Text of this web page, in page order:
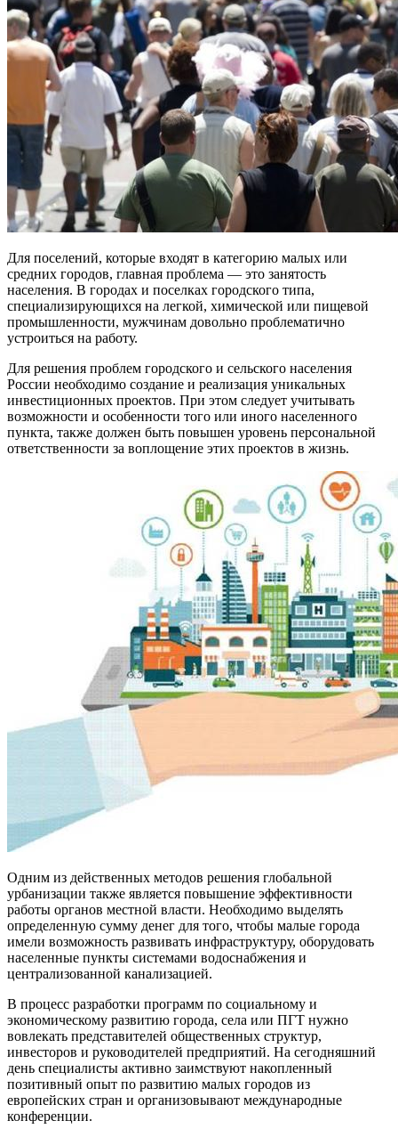
Для поселений, которые входят в категорию малых или
средних городов, главная проблема — это занятость
населения. В городах и поселках городского типа,
специализирующихся на легкой, химической или пищевой
промышленности, мужчинам довольно проблематично
устроиться на работу.
Для решения проблем городского и сельского населения
России необходимо создание и реализация уникальных
инвестиционных проектов. При этом следует учитывать
возможности и особенности того или иного населенного
пункта, также должен быть повышен уровень персональной
ответственности за воплощение этих проектов в жизнь.
Одним из действенных методов решения глобальной
урбанизации также является повышение эффективности
работы органов местной власти. Необходимо выделять
определенную сумму денег для того, чтобы малые города
имели возможность развивать инфраструктуру, оборудовать
населенные пункты системами водоснабжения и
централизованной канализацией.
В процесс разработки программ по социальному и
экономическому развитию города, села или ПГТ нужно
вовлекать представителей общественных структур,
инвесторов и руководителей предприятий. На сегодняшний
день специалисты активно заимствуют накопленный
позитивный опыт по развитию малых городов из
европейских стран и организовывают международные
конференции.